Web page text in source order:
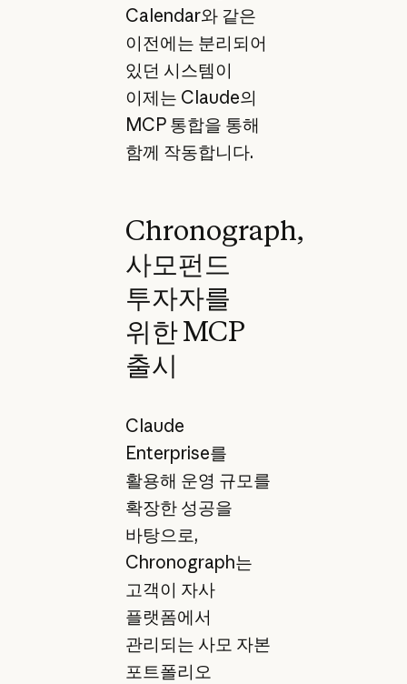
Calendar와 같은
이전에는 분리되어
있던 시스템이
이제는 Claude의
MCP 통합을 통해
함께 작동합니다.
Chronograph,
사모펀드
투자자를
위한 MCP
출시
Claude
Enterprise를
활용해 운영 규모를
확장한 성공을
바탕으로,
Chronograph는
고객이 자사
플랫폼에서
관리되는 사모 자본
포트폴리오